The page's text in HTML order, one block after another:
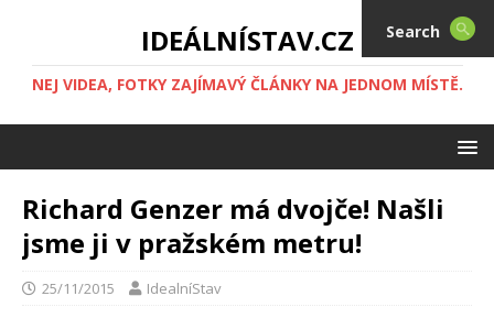
IDEÁLNÍSTAV.CZ
NEJ VIDEA, FOTKY ZAJÍMAVÝ ČLÁNKY NA JEDNOM MÍSTĚ.
Richard Genzer má dvojče! Našli
jsme ji v pražském metru!
25/11/2015 IdealníStav
Search